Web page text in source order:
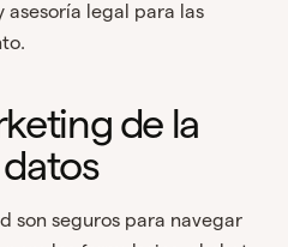
asesoría legal para las
de la
son seguros para navegar